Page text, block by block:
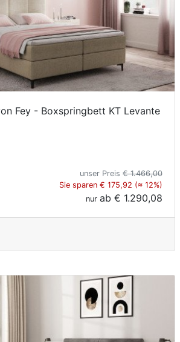
Fey - Boxspringbett KT Levante
unser Preis € 1.466,00
Sie sparen € 175,92 (≈ 12%)
nur ab € 1.290,08